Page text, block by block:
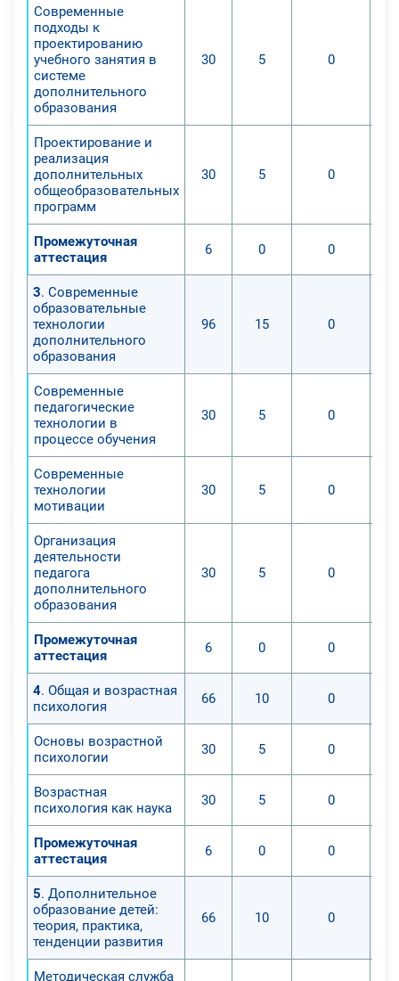
Современные
подходы к
проектированию
учебного занятия в
системе
дополнительного
образования
30 5 0
Проектирование и
реализация
дополнительных
общеобразовательных
программ
30 5 0
Промежуточная
аттестация
6 0 0
3. Современные
образовательные
технологии
дополнительного
образования
96 15 0
Современные
педагогические
технологии в
процессе обучения
30 5 0
Современные
технологии
мотивации
30 5 0
Организация
деятельности
педагога
дополнительного
образования
30 5 0
Промежуточная
аттестация
6 0 0
4. Общая и возрастная
психология
66 10 0
Основы возрастной
психологии
30 5 0
Возрастная
психология как наука
30 5 0
Промежуточная
аттестация
6 0 0
5. Дополнительное
образование детей:
теория, практика,
тенденции развития
66 10 0
Методическая служба